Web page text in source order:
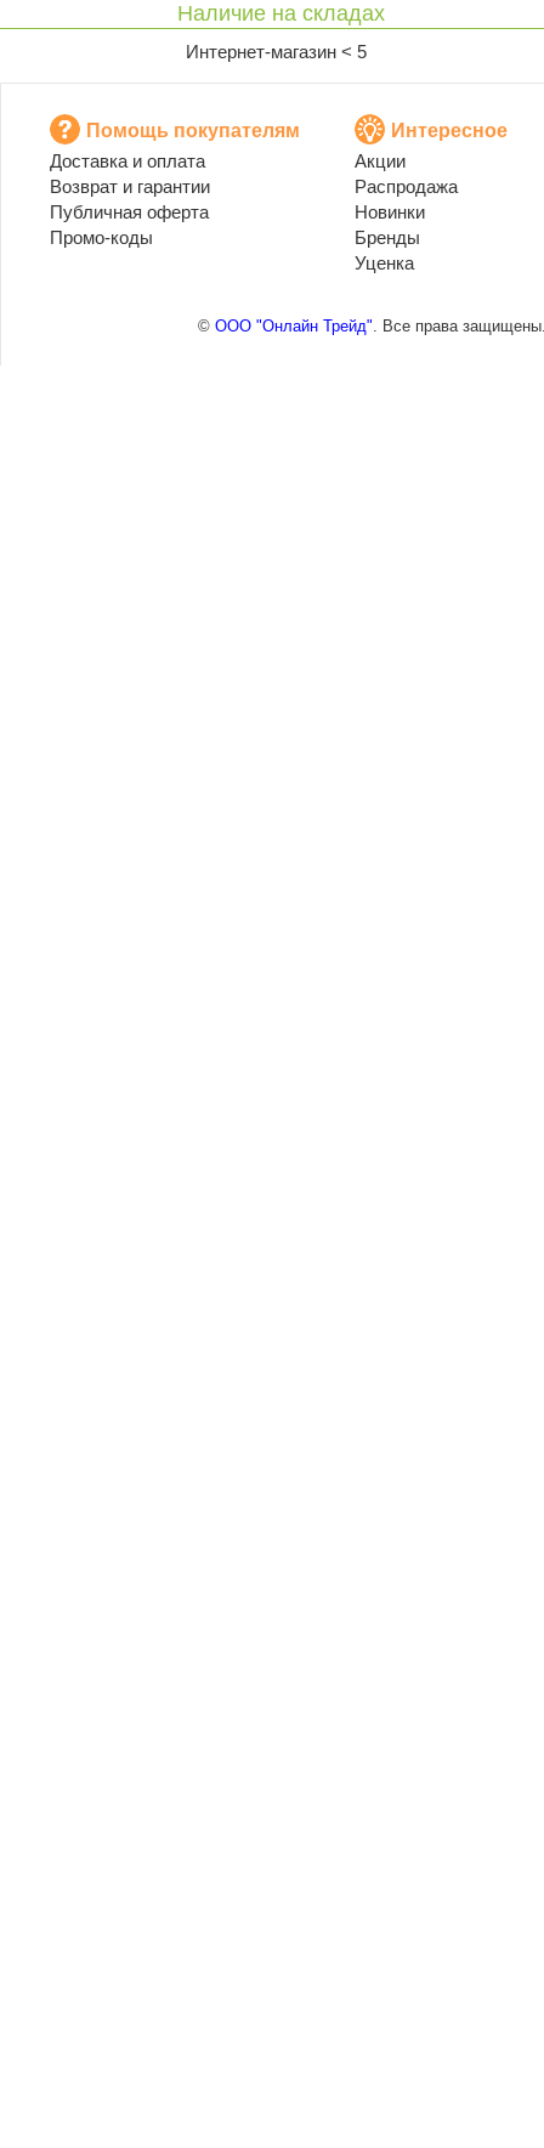
Наличие на складах
Интернет-магазин < 5
Помощь покупателям
Доставка и оплата
Возврат и гарантии
Публичная оферта
Промо-коды
Интересное
Акции
Распродажа
Новинки
Бренды
Уценка
© ООО "Онлайн Трейд". Все права